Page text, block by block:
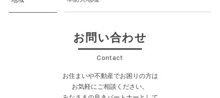
お問い合わせ
Contact
お住まいや不動産でお困りの方は
お気軽にご相談ください。